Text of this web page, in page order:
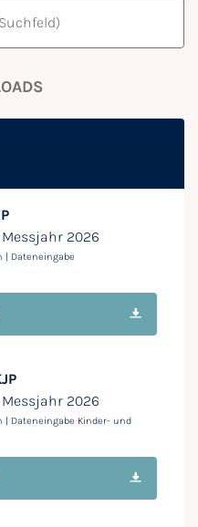
2026
| Dateneingabe
2026
Dateneingabe Kinder- und